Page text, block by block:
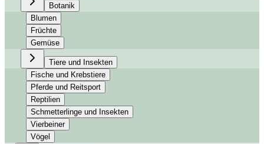
Botanik
Blumen
Früchte
Gemüse
Tiere und Insekten
Fische und Krebstiere
Pferde und Reitsport
Reptilien
Schmetterlinge und Insekten
Vierbeiner
Vögel